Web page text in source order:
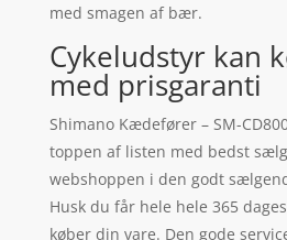
med smagen af bær.
Cykeludstyr kan
med prisgaranti
Shimano Kædefører – SM-
toppen af listen med bedst
webshoppen i den godt
Husk du får hele hele 365
køber din vare. Den gode